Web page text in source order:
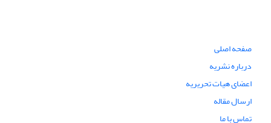
صفحه اصلی
درباره نشریه
اعضای هیات تحریریه
ارسال مقاله
تماس با ما